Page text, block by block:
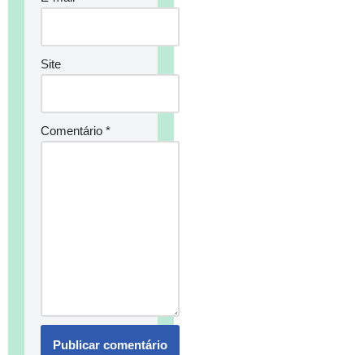
Site
Comentário *